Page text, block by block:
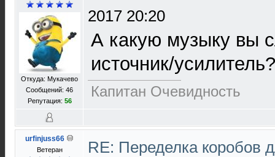
Откуда: Мукачево
Сообщений: 46
Репутация: 56
2017 20:20
А какую музыку вы
источник/усилитель?
Капитан Очевидность
urfinjuss66
Ветеран
RE: Переделка коробов